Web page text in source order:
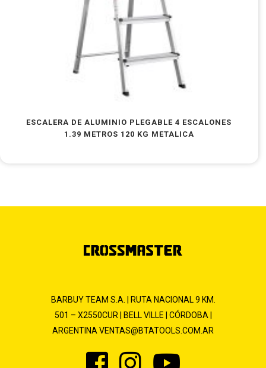
ESCALERA DE ALUMINIO PLEGABLE 4 ESCALONES
1.39 METROS 120 KG METALICA
BARBUY TEAM S.A. | RUTA NACIONAL 9 KM.
501 – X2550CUR | BELL VILLE | CÓRDOBA |
ARGENTINA VENTAS@BTATOOLS.COM.AR